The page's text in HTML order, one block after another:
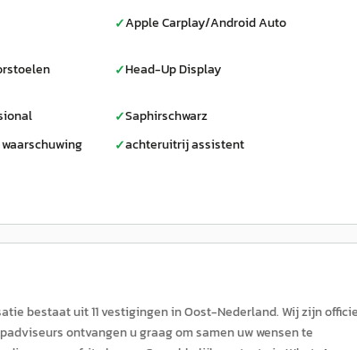
✓Apple Carplay/Android Auto
✓Head-Up Display
✓Saphirschwarz
✓achteruitrij assistent
bestaat uit 11 vestigingen in Oost-Nederland. Wij zijn
ontvangen u graag om samen uw wensen te